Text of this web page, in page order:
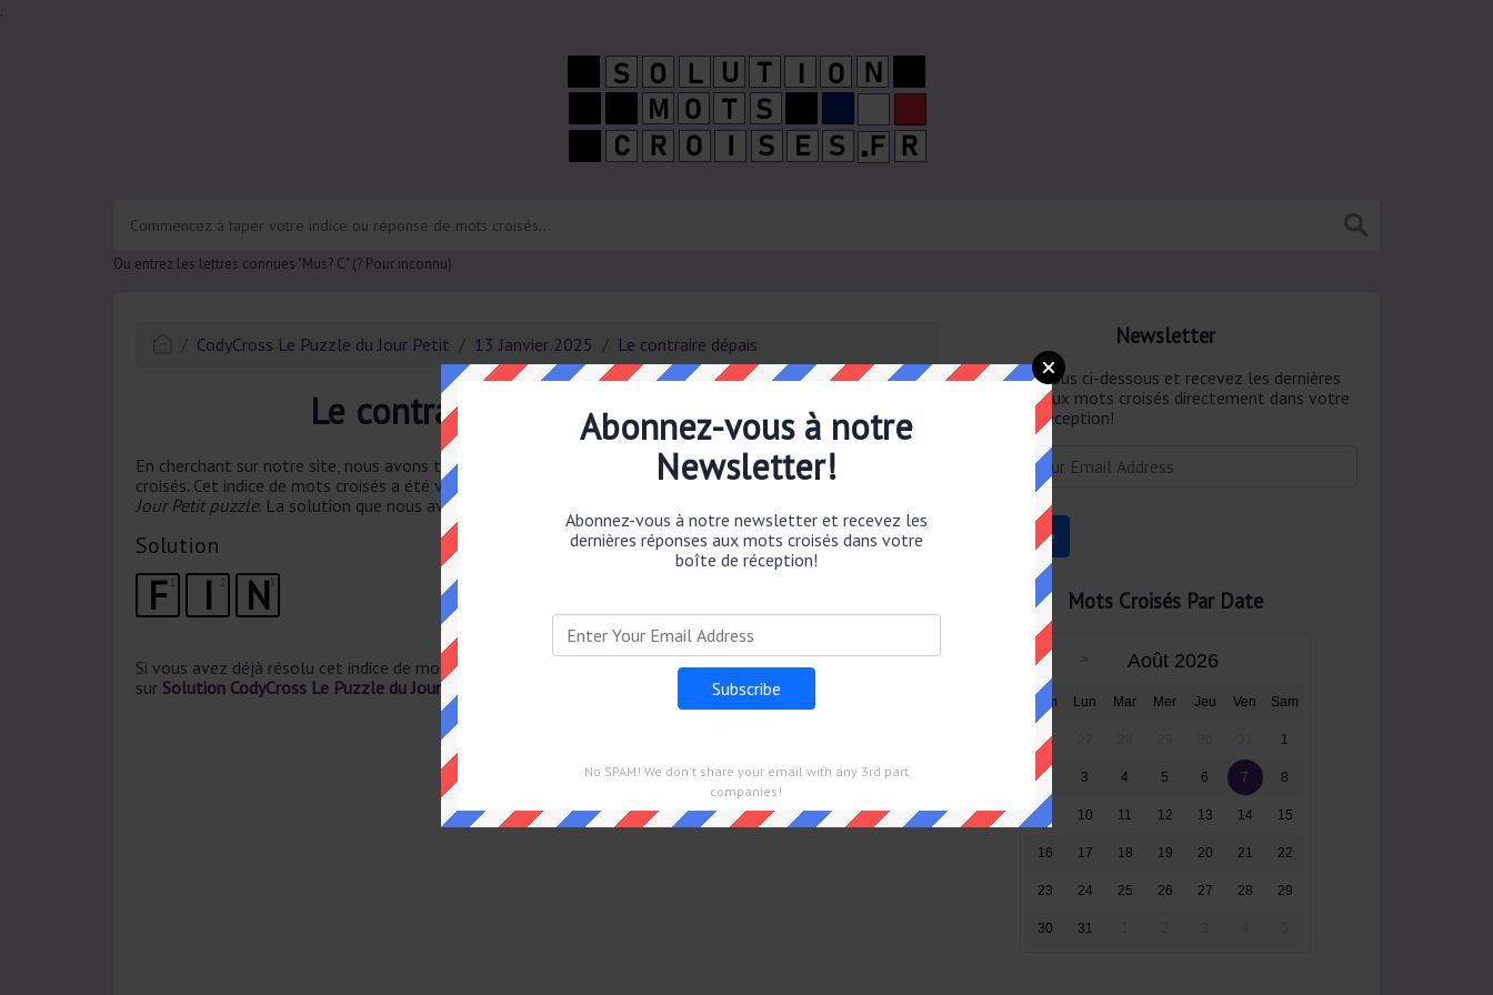
.
Ou entrez les lettres connues "Mus? C" (? Pour inconnu)
CodyCross Le Puzzle du Jour Petit 13 Janvier 2025 Le contraire dépais
Le contraire dépais CodyCross
En cherchant sur notre site, nous avons trouvé 1 solution possible pour: Le contraire dépais mots
croisés. Cet indice de mots croisés a été vu pour la dernière fois le
13 Janvier 2025 CodyCross Le Puzzle du
Jour Petit puzzle. La solution que nous avons pour Le contraire dépais a un total de of 3 lettres.
Solution
1
F 2
I 3
N
Si vous avez déjà résolu cet indice de mots croisés et que vous recherchez le poste principal, rendez-vous
sur Solution CodyCross Le Puzzle du Jour Petit 13 Janvier 2025
Newsletter
Abonnez-vous ci-dessous et recevez les dernières
réponses aux mots croisés directement dans votre
boîte de réception!
Mots Croisés Par Date
Août 2026
Dim Lun Mar Mer Jeu Ven Sam
26 1
2 3 4 5 6 7 8
10 11 12 13 14 15
16 17 18 19 20 21 22
23 24 25 26 27 28 29
30 31
Abonnez-vous à notre
Newsletter!
Abonnez-vous à notre newsletter et recevez les
dernières réponses aux mots croisés dans votre
boîte de réception!
No SPAM! We don't share your email with any 3rd part
companies!